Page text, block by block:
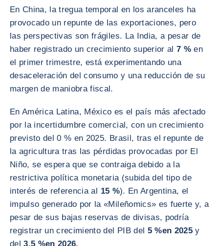
En China, la tregua temporal en los aranceles ha
provocado un repunte de las exportaciones, pero
las perspectivas son frágiles. La India, a pesar de
haber registrado un crecimiento superior al 7 % en
el primer trimestre, está experimentando una
desaceleración del consumo y una reducción de su
margen de maniobra fiscal.
En América Latina, México es el país más afectado
por la incertidumbre comercial, con un crecimiento
previsto del 0 % en 2025. Brasil, tras el repunte de
la agricultura tras las pérdidas provocadas por El
Niño, se espera que se contraiga debido a la
restrictiva política monetaria (subida del tipo de
interés de referencia al 15 %). En Argentina, el
impulso generado por la «Mileñomics» es fuerte y, a
pesar de sus bajas reservas de divisas, podría
registrar un crecimiento del PIB del 5 %en 2025 y
del3,5 %en 2026.